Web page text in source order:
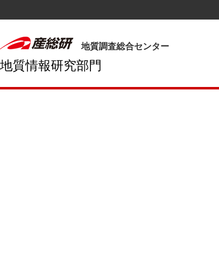
地質調査総合センター
地質情報研究部門